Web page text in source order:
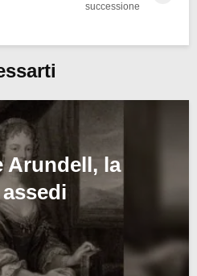
successione
Arundell, la